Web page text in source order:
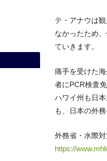
テ・アナウは
なかったため
ていきます。
痛手を受けた
者にPCR検査
ハワイ州も日
も、日本の外
外務省・水際
https://